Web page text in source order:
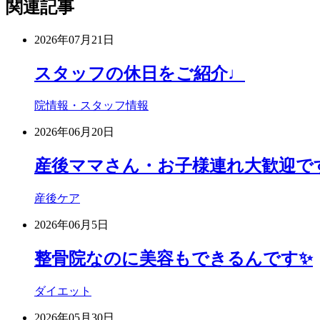
関連記事
2026年07月21日
スタッフの休日をご紹介♩
院情報・スタッフ情報
2026年06月20日
産後ママさん・お子様連れ大歓迎で
産後ケア
2026年06月5日
整骨院なのに美容もできるんです✨
ダイエット
2026年05月30日